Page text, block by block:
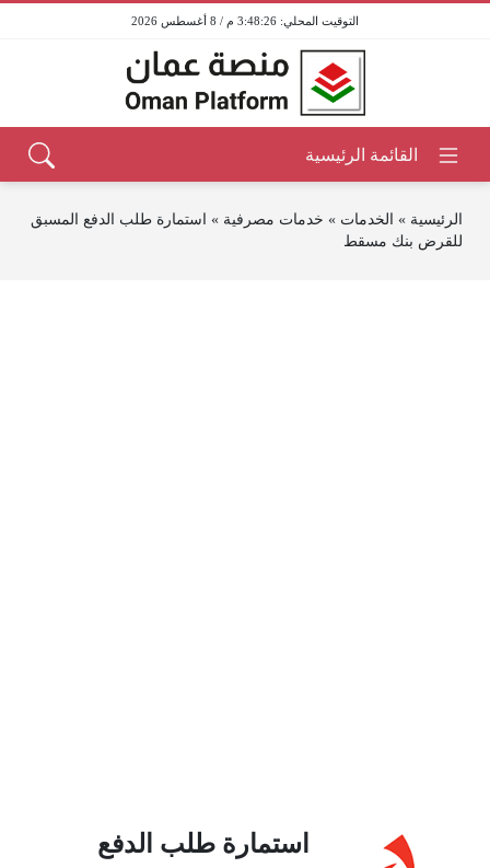
3:48:26 م / 8 أغسطس 2026
الرئيسية » الخدمات » خدمات مصرفية » استمارة طلب الدفع المسبق
للقرض بنك مسقط
استمارة طلب الدفع